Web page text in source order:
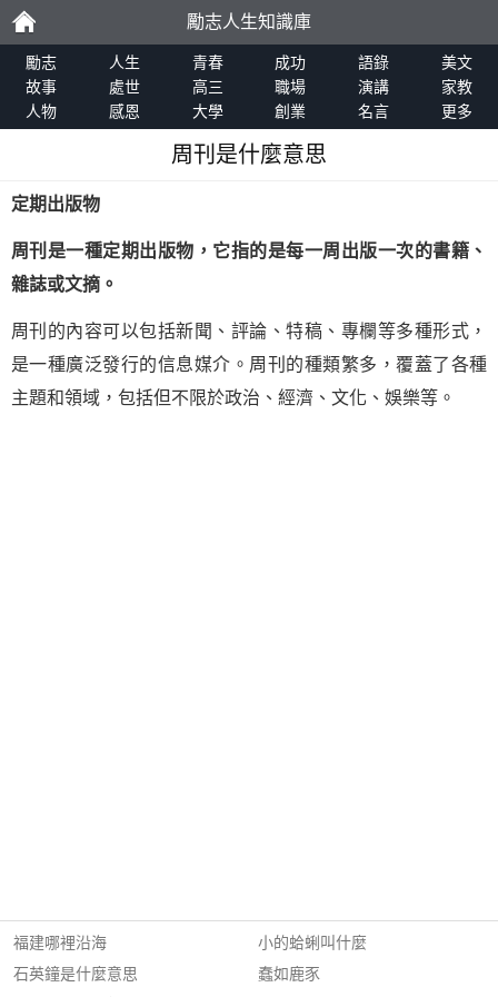
勵
志
勵志人生知識庫
勵志 人生 青春 成功 語錄
美文
故事
處世 高三 職場 演講
家教
人物
感恩 大學 創業 名言 更多
周刊是什麼意思
定期出版物
周刊是一種定期出版物，它指的是每一周出版一次的書籍、
雜誌或文摘。
周刊的內容可以包括新聞、評論、特稿、專欄等多種形式，
是一種廣泛發行的信息媒介。周刊的種類繁多，覆蓋了各種
主題和領域，包括但不限於政治、經濟、文化、娛樂等。
福建哪裡沿海
石英鐘是什麼意思
小的蛤蜊叫什麼
蠢如鹿豕